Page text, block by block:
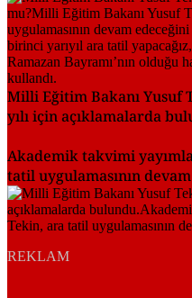
Milli Eğitim Bakanı Yusuf
yılı için açıklamalarda
Akademik takvimi
tatil uygulamasının
REKLAM